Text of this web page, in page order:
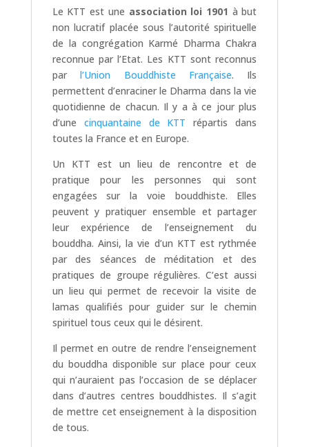
Le KTT est une association loi 1901 à but
non lucratif placée sous l’autorité spirituelle
de la congrégation Karmé Dharma Chakra
reconnue par l’Etat. Les KTT sont reconnus
parl’Union Bouddhiste Française. Ils
permettent d’enraciner le Dharma dans la vie
quotidienne de chacun. Il y a à ce jour plus
d’une cinquantaine de KTT répartis dans
toutes la France et en Europe.
Un KTT est un lieu de rencontre et de
pratique pour les personnes qui sont
engagées sur la voie bouddhiste. Elles
peuvent y pratiquer ensemble et partager
leur expérience de l’enseignement du
bouddha. Ainsi, la vie d’un KTT est rythmée
par des séances de méditation et des
pratiques de groupe régulières. C’est aussi
un lieu qui permet de recevoir la visite de
lamas qualifiés pour guider sur le chemin
spirituel tous ceux qui le désirent.
Il permet en outre de rendre l’enseignement
du bouddha disponible sur place pour ceux
qui n’auraient pas l’occasion de se déplacer
dans d’autres centres bouddhistes. Il s’agit
de mettre cet enseignement à la disposition
de tous.